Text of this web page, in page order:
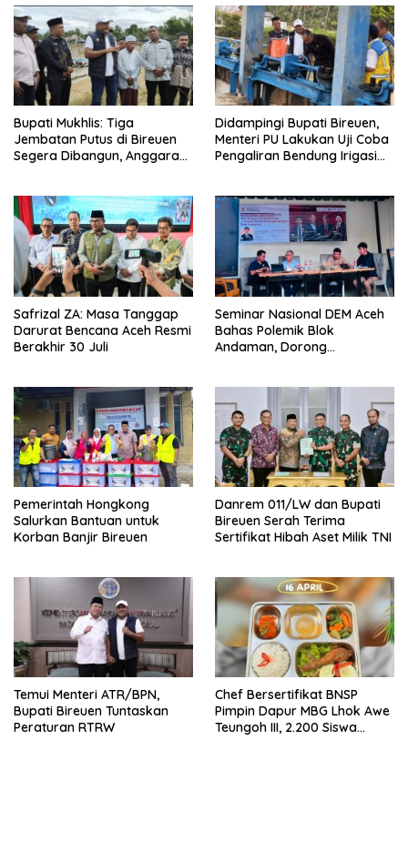
Bupati Mukhlis: Tiga
Jembatan Putus di Bireuen
Segera Dibangun, Anggaran
Didampingi Bupati Bireuen,
Menteri PU Lakukan Uji Coba
Pengaliran Bendung Irigasi
Safrizal ZA: Masa Tanggap
Darurat Bencana Aceh Resmi
Berakhir 30 Juli
Seminar Nasional DEM Aceh
Bahas Polemik Blok
Andaman, Dorong
Pemerintah Hongkong
Salurkan Bantuan untuk
Korban Banjir Bireuen
Danrem 011/LW dan Bupati
Bireuen Serah Terima
Sertifikat Hibah Aset Milik TNI
Temui Menteri ATR/BPN,
Bupati Bireuen Tuntaskan
Peraturan RTRW
Chef Bersertifikat BNSP
Pimpin Dapur MBG Lhok Awe
Teungoh III, 2.200 Siswa